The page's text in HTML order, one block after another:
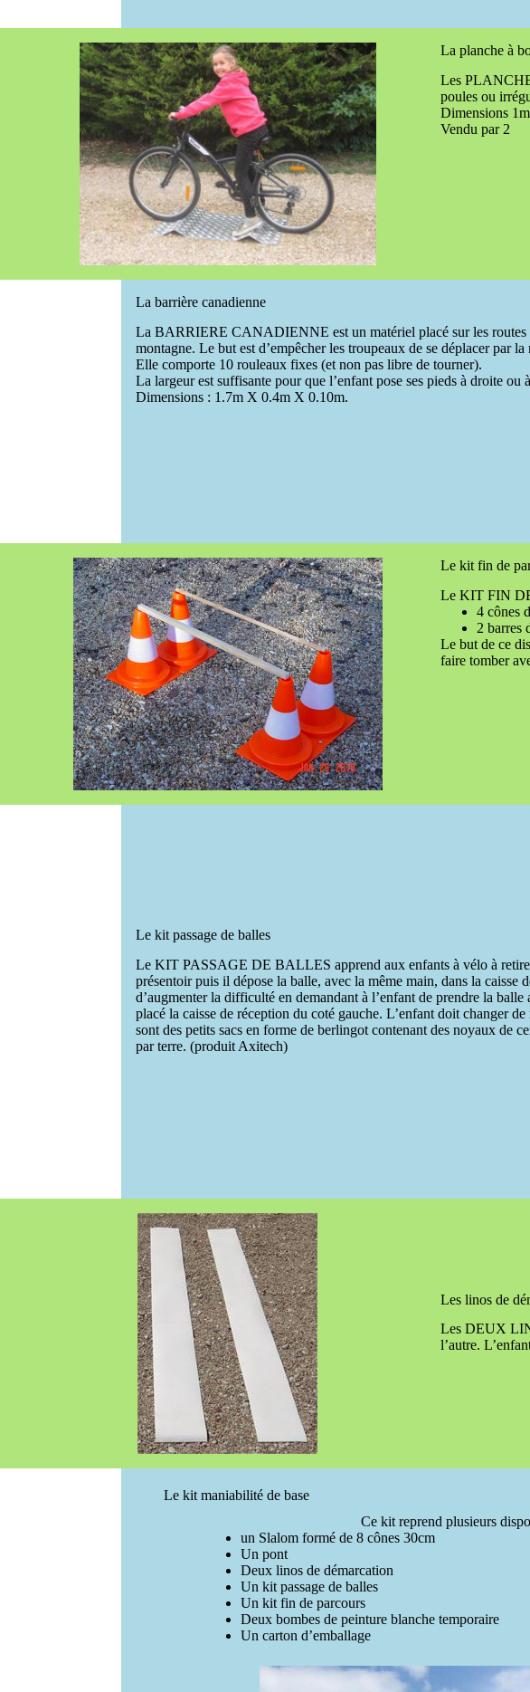
La planche à
Les
poules ou
Dimensions
Vendu par 2
La barrière canadienne
La BARRIERE CANADIENNE est un matériel placé sur les routes
montagne. Le but est d’empêcher les troupeaux de se déplacer par la
Elle comporte 10 rouleaux fixes (et non pas libre de tourner).
La largeur est suffisante pour que l’enfant pose ses pieds à droite ou
Dimensions : 1.7m X 0.4m X 0.10m.
Le kit fin de
Le KIT FIN
4 cônes
2 barres
Le but de ce
faire tomber
Le kit passage de balles
Le KIT PASSAGE DE BALLES apprend aux enfants à vélo à
présentoir puis il dépose la balle, avec la même main, dans la
d’augmenter la difficulté en demandant à l’enfant de prendre la
placé la caisse de réception du coté gauche. L’enfant doit changer
sont des petits sacs en forme de berlingot contenant des noyaux de
par terre. (produit Axitech)
Les linos de
Les DEUX
l’autre.
Le kit maniabilité de base
Ce kit reprend plusieurs
un Slalom formé de 8 cônes 30cm
Un pont
Deux linos de démarcation
Un kit passage de balles
Un kit fin de parcours
Deux bombes de peinture blanche temporaire
Un carton d’emballage